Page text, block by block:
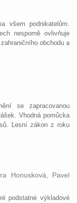
všem podnikatelům.
nesporně ovlivňuje
obchodu a
se zapracovanou
Vhodná pomůcka
Lesní zákon z roku
Honusková, Pavel
podstatné výkladové